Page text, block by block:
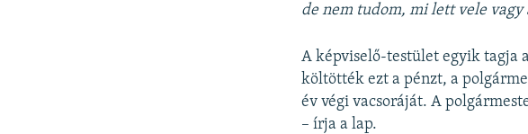
de nem tudom, mi lett vele vagy
A képviselő-testület egyik tagja
költötték ezt a pénzt, a
év végi vacsoráját. A
– írja a lap.